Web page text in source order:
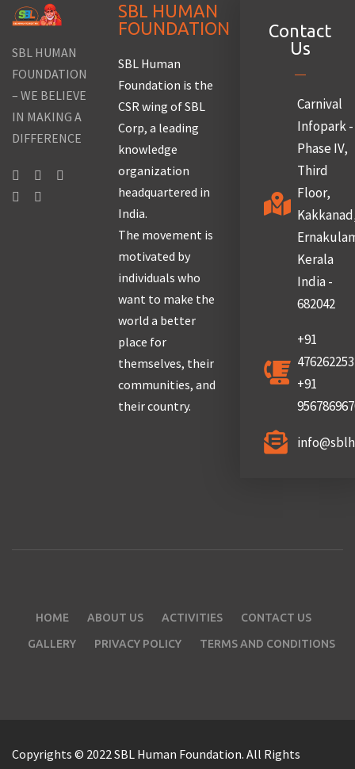
SBL HUMAN
FOUNDATION
– WE BELIEVE
IN MAKING A
DIFFERENCE
SBL HUMAN
FOUNDATION
SBL Human
Foundation is the
CSR wing of SBL
Corp, a leading
knowledge
organization
headquartered in
India.
The movement is
motivated by
individuals who
want to make the
world a better
place for
themselves, their
communities, and
their country.
Contact
Us
Carnival
Infopark -
Phase IV,
Third
Floor,
Kerala
India -
682042
+91
+91
HOME ABOUT US ACTIVITIES CONTACT US
GALLERY PRIVACY POLICY TERMS AND CONDITIONS
Copyrights © 2022 SBL Human Foundation. All Rights